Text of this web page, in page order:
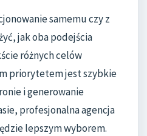
samemu czy z
jak oba podejścia
różnych celów
priorytetem jest szybkie
i generowanie
profesjonalna agencja
lepszym wyborem.